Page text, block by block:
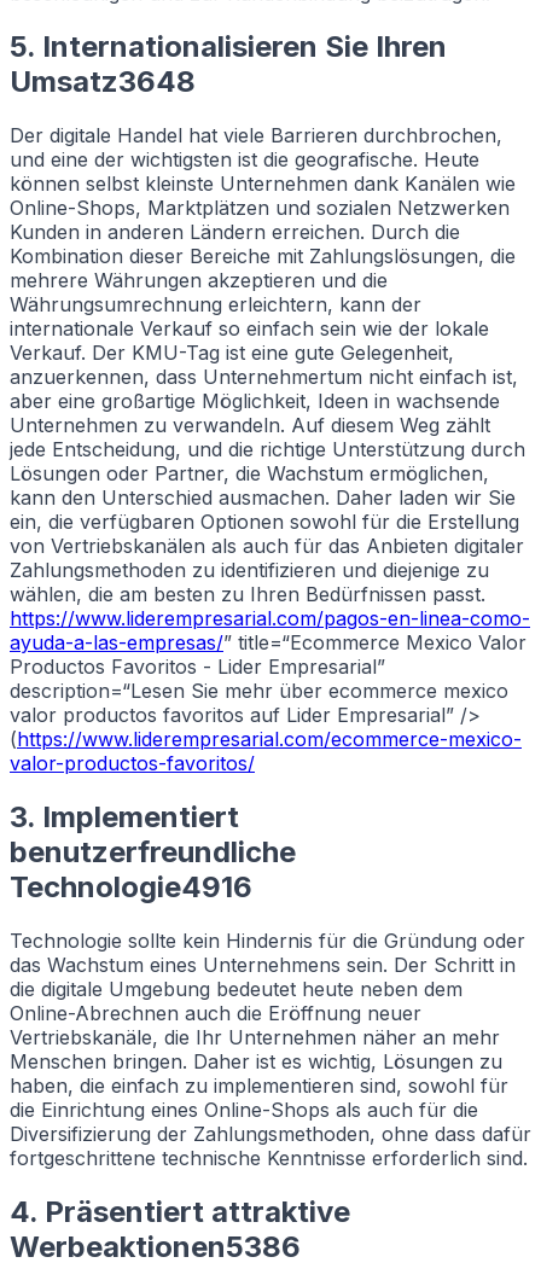
5. Internationalisieren Sie Ihren
Umsatz3648
Der digitale Handel hat viele Barrieren durchbrochen,
und eine der wichtigsten ist die geografische. Heute
können selbst kleinste Unternehmen dank Kanälen wie
Online-Shops, Marktplätzen und sozialen Netzwerken
Kunden in anderen Ländern erreichen. Durch die
Kombination dieser Bereiche mit Zahlungslösungen, die
mehrere Währungen akzeptieren und die
Währungsumrechnung erleichtern, kann der
internationale Verkauf so einfach sein wie der lokale
Verkauf. Der KMU-Tag ist eine gute Gelegenheit,
anzuerkennen, dass Unternehmertum nicht einfach ist,
aber eine großartige Möglichkeit, Ideen in wachsende
Unternehmen zu verwandeln. Auf diesem Weg zählt
jede Entscheidung, und die richtige Unterstützung durch
Lösungen oder Partner, die Wachstum ermöglichen,
kann den Unterschied ausmachen. Daher laden wir Sie
ein, die verfügbaren Optionen sowohl für die Erstellung
von Vertriebskanälen als auch für das Anbieten digitaler
Zahlungsmethoden zu identifizieren und diejenige zu
wählen, die am besten zu Ihren Bedürfnissen passt.
https://www.liderempresarial.com/pagos-en-linea-como-
ayuda-a-las-empresas/” title=“Ecommerce Mexico Valor
Productos Favoritos - Lider Empresarial”
description=“Lesen Sie mehr über ecommerce mexico
valor productos favoritos auf Lider Empresarial” />
(https://www.liderempresarial.com/ecommerce-mexico-
valor-productos-favoritos/
3. Implementiert
benutzerfreundliche
Technologie4916
Technologie sollte kein Hindernis für die Gründung oder
das Wachstum eines Unternehmens sein. Der Schritt in
die digitale Umgebung bedeutet heute neben dem
Online-Abrechnen auch die Eröffnung neuer
Vertriebskanäle, die Ihr Unternehmen näher an mehr
Menschen bringen. Daher ist es wichtig, Lösungen zu
haben, die einfach zu implementieren sind, sowohl für
die Einrichtung eines Online-Shops als auch für die
Diversifizierung der Zahlungsmethoden, ohne dass dafür
fortgeschrittene technische Kenntnisse erforderlich sind.
4. Präsentiert attraktive
Werbeaktionen5386